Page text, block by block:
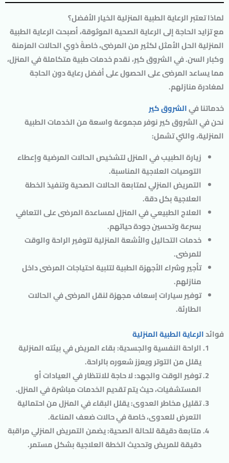
لماذا تعتبر الرعاية الطبية المنزلية الخيار الأفضل؟
مع تزايد الحاجة إلى الرعاية الصحية الموثوقة، أصبحت الرعاية الطبية
المنزلية الحل الأمثل لكثير من المرضى، خاصةً ذوي الحالات المزمنة
وكبار السن. فيالشروق كير، نقدم خدمات طبية متكاملة في المنزل،
مما يساعد المرضى على الحصول على أفضل رعاية دون الحاجة
لمغادرة منازلهم.
خدماتنا فيالشروق كير
نحن فيالشروق كيرنوفر مجموعة واسعة من الخدمات الطبية
المنزلية، والتي تشمل:
زيارة الطبيب في المنزللتشخيص الحالات المرضية وإعطاء
التوصيات العلاجية المناسبة.
التمريض المنزليلمتابعة الحالات الصحية وتنفيذ الخطة
العلاجية بكل دقة.
العلاج الطبيعي في المنزللمساعدة المرضى على التعافي
بسرعة وتحسين جودة حياتهم.
خدمات التحاليل والأشعة المنزليةلتوفير الراحة والوقت
للمرضى.
تأجير وشراء الأجهزة الطبيةلتلبية احتياجات المرضى داخل
منازلهم.
توفير سيارات إسعاف مجهزةلنقل المرضى في الحالات
الطارئة.
فوائدالرعاية الطبية المنزلية
الراحة النفسية والجسدية: بقاء المريض في بيئته المنزلية
يقلل من التوتر ويعزز شعوره بالراحة.
توفير الوقت والجهد: لا حاجة للانتظار في العيادات أو
المستشفيات، حيث يتم تقديم الخدمات مباشرة في المنزل.
تقليل مخاطر العدوى: يقلل البقاء في المنزل من احتمالية
التعرض للعدوى، خاصة في حالات ضعف المناعة.
متابعة دقيقة للحالة الصحية: يضمن التمريض المنزلي مراقبة
دقيقة للمريض وتحديث الخطة العلاجية بشكل مستمر.